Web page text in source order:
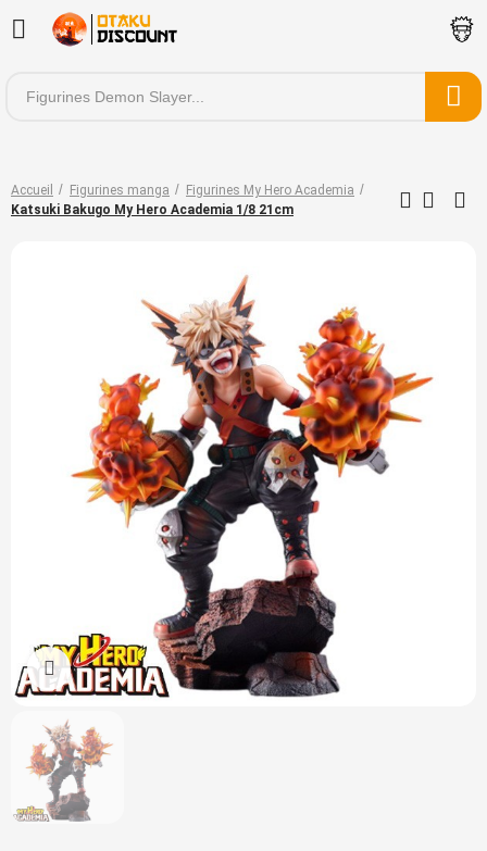
Accueil Figurines manga
Figurines My Hero Academia
Katsuki Bakugo My Hero Academia 1/8 21cm
Cliquez pour agrandir